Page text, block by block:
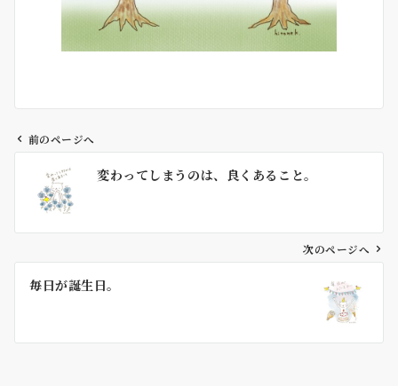
ビ
ン
前のページへ
変わってしまうのは、良くあること。
次のページへ
毎日が誕生日。